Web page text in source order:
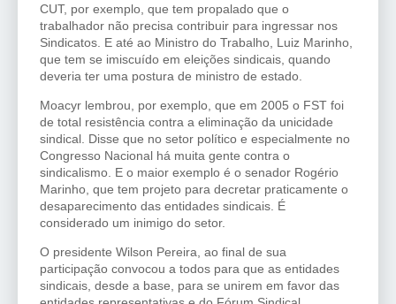
CUT, por exemplo, que tem propalado que o
trabalhador não precisa contribuir para ingressar nos
Sindicatos. E até ao Ministro do Trabalho, Luiz Marinho,
que tem se imiscuído em eleições sindicais, quando
deveria ter uma postura de ministro de estado.
Moacyr lembrou, por exemplo, que em 2005 o FST foi
de total resistência contra a eliminação da unicidade
sindical. Disse que no setor político e especialmente no
Congresso Nacional há muita gente contra o
sindicalismo. E o maior exemplo é o senador Rogério
Marinho, que tem projeto para decretar praticamente o
desaparecimento das entidades sindicais. É
considerado um inimigo do setor.
O presidente Wilson Pereira, ao final de sua
participação convocou a todos para que as entidades
sindicais, desde a base, para se unirem em favor das